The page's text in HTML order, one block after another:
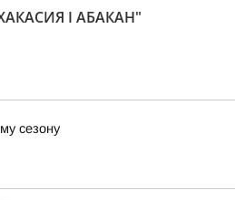
I АБАКАН"
сезону